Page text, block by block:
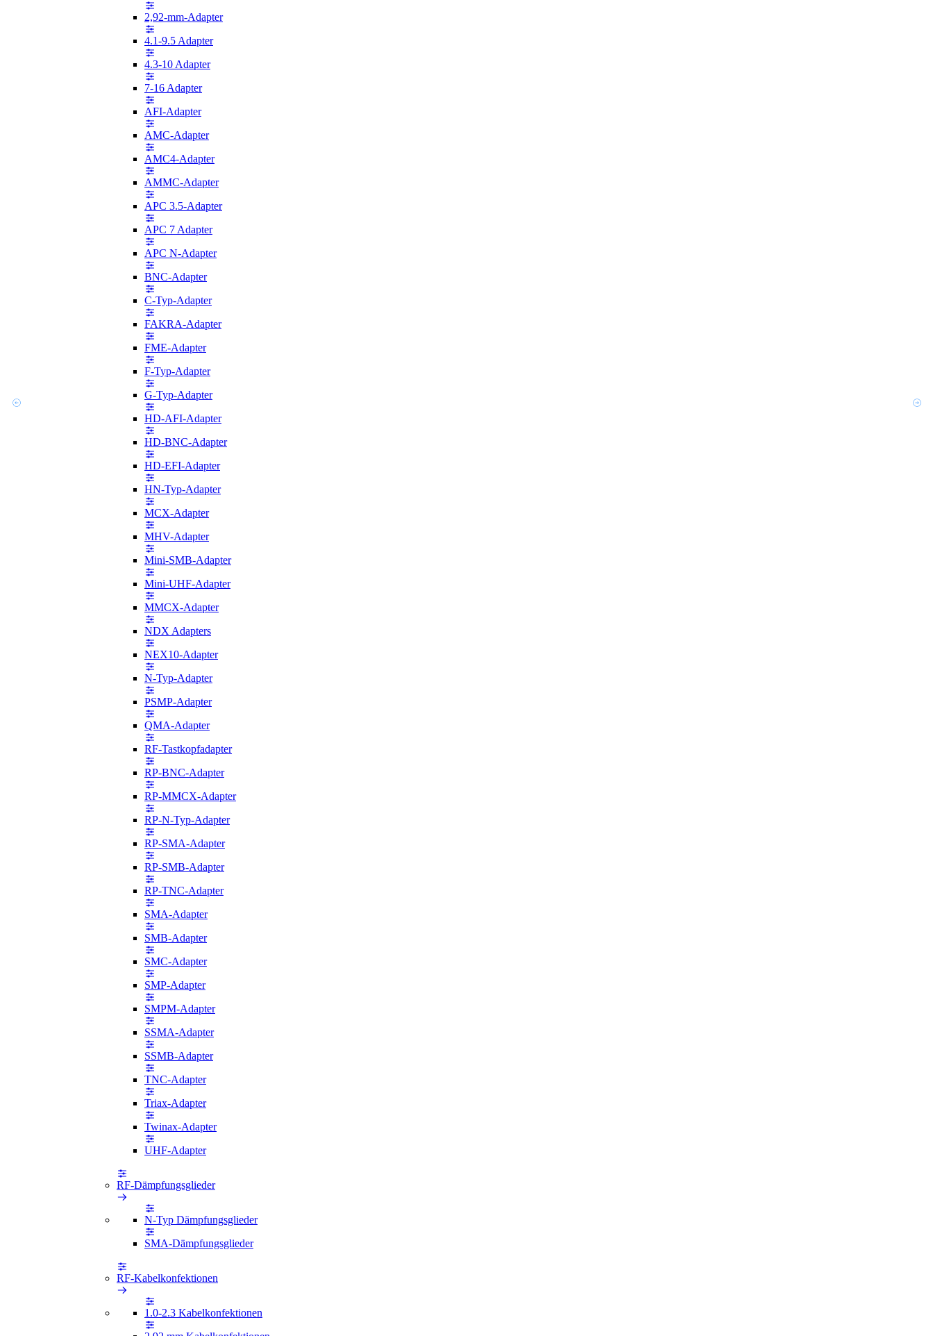
2,92-mm-Adapter
4.1-9.5 Adapter
4.3-10 Adapter
7-16 Adapter
AFI-Adapter
AMC-Adapter
AMC4-Adapter
AMMC-Adapter
APC 3.5-Adapter
APC 7 Adapter
APC N-Adapter
BNC-Adapter
C-Typ-Adapter
FAKRA-Adapter
FME-Adapter
F-Typ-Adapter
G-Typ-Adapter
HD-AFI-Adapter
HD-BNC-Adapter
HD-EFI-Adapter
HN-Typ-Adapter
MCX-Adapter
MHV-Adapter
Mini-SMB-Adapter
Mini-UHF-Adapter
MMCX-Adapter
NDX Adapters
NEX10-Adapter
N-Typ-Adapter
PSMP-Adapter
QMA-Adapter
RF-Tastkopfadapter
RP-BNC-Adapter
RP-MMCX-Adapter
RP-N-Typ-Adapter
RP-SMA-Adapter
RP-SMB-Adapter
RP-TNC-Adapter
SMA-Adapter
SMB-Adapter
SMC-Adapter
SMP-Adapter
SMPM-Adapter
SSMA-Adapter
SSMB-Adapter
TNC-Adapter
Triax-Adapter
Twinax-Adapter
UHF-Adapter
RF-Dämpfungsglieder
N-Typ Dämpfungsglieder
SMA-Dämpfungsglieder
RF-Kabelkonfektionen
1.0-2.3 Kabelkonfektionen